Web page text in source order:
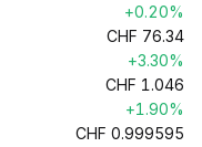
+0.20%
CHF 76.34
+3.30%
CHF 1.046
+1.90%
CHF 0.999595